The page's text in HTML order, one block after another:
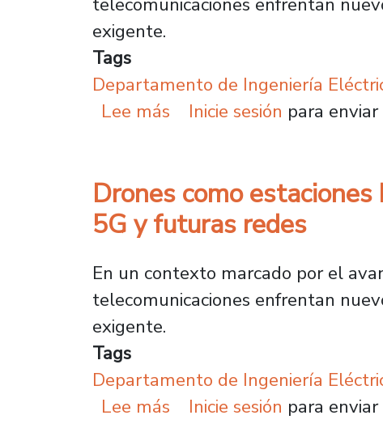
exigente.
Tags
Departamento de Ingeniería
Lee más sobre Drones como
Inicie sesión para
Drones como
5G y futuras redes
En un contexto marcado por el
telecomunicaciones enfrentan
exigente.
Tags
Departamento de Ingeniería
Lee más sobre Drones como
Inicie sesión para